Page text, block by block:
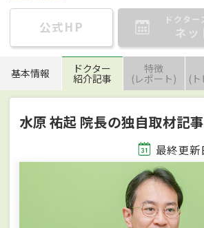
公式HP ドクター
ネッ
基本情報 ドクター
紹介記事
特徴
(レポート) (
水原 祐起 院長の独自取材記事
最終更